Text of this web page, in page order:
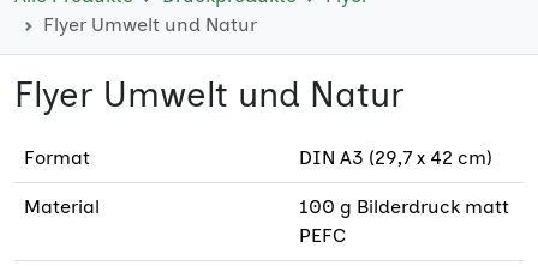
Flyer Umwelt und Natur
Flyer Umwelt und Natur
Format DIN A3 (29,7 x 42 cm)
Material
100 g Bilderdruck matt
PEFC